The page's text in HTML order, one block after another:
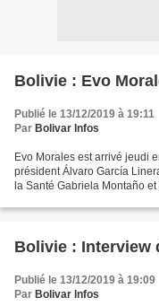
Bolivie : Evo
Publié le 13/12/2019 à 19:11
Par Bolivar Infos
Evo Morales est arrivé jeudi
président Álvaro García
la Santé Gabriela Montaño
Bolivie : Interview
Publié le 13/12/2019 à 19:09
Par Bolivar Infos